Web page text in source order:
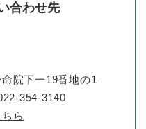
合わせ先
院下一19番地の1
354-3140
ら